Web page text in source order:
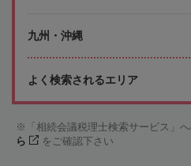
九州・沖縄
よく検索されるエリア
「相続会議税理士検索サービス」
ら
をご確認下さい